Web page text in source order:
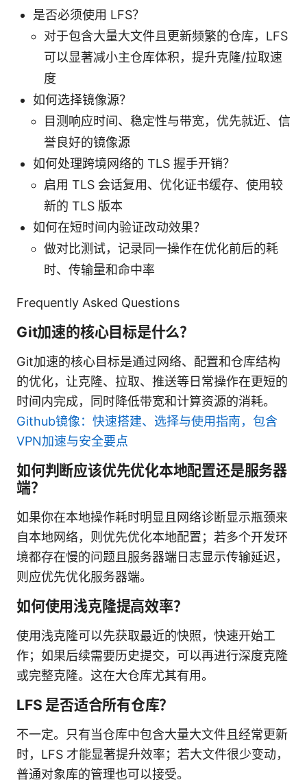
是否必须使用 LFS？
对于包含大量大文件且更新频繁的仓库，LFS
可以显著减小主仓库体积，提升克隆/拉取速
度
如何选择镜像源？
目测响应时间、稳定性与带宽，优先就近、信
誉良好的镜像源
如何处理跨境网络的 TLS 握手开销？
启用 TLS 会话复用、优化证书缓存、使用较
新的 TLS 版本
如何在短时间内验证改动效果？
做对比测试，记录同一操作在优化前后的耗
时、传输量和命中率
Frequently Asked Questions
Git加速的核心目标是什么？
Git加速的核心目标是通过网络、配置和仓库结构
的优化，让克隆、拉取、推送等日常操作在更短的
时间内完成，同时降低带宽和计算资源的消耗。
Github镜像：快速搭建、选择与使用指南，包含
VPN加速与安全要点
如何判断应该优先优化本地配置还是服务器
端？
如果你在本地操作耗时明显且网络诊断显示瓶颈来
自本地网络，则优先优化本地配置；若多个开发环
境都存在慢的问题且服务器端日志显示传输延迟，
则应优先优化服务器端。
如何使用浅克隆提高效率？
使用浅克隆可以先获取最近的快照，快速开始工
作；如果后续需要历史提交，可以再进行深度克隆
或完整克隆。这在大仓库尤其有用。
LFS 是否适合所有仓库？
不一定。只有当仓库中包含大量大文件且经常更新
时，LFS 才能显著提升效率；若大文件很少变动，
普通对象库的管理也可以接受。